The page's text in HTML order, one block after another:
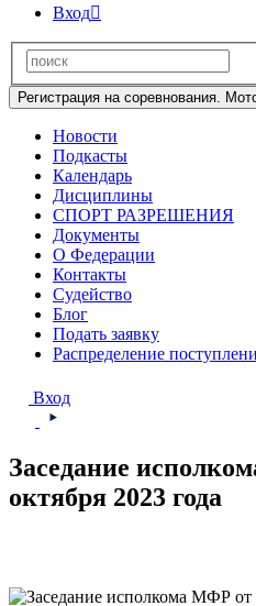
Вход
Регистрация на соревнования.
Новости
Подкасты
Календарь
Дисциплины
СПОРТ РАЗРЕШЕНИЯ
Документы
О Федерации
Контакты
Судейство
Блог
Подать заявку
Распределение
Вход
Заседание
октября 2023 года